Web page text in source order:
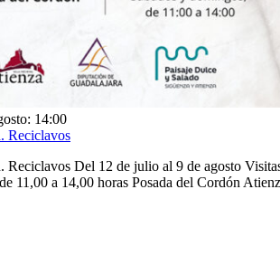
14:00
Reciclavos
Reciclavos Del 12 de julio al 9 de agosto
11,00 a 14,00 horas Posada del Cordón